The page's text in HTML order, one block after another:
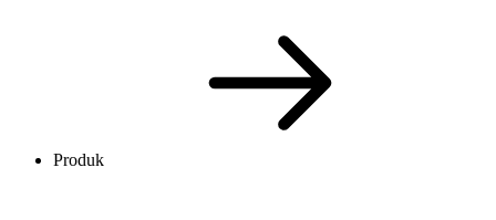
Produk